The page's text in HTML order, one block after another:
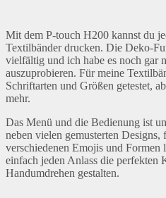
Mit dem P-touch H200 kannst du
Textilbänder drucken. Die Deko-
vielfältig und ich habe es noch gar
auszuprobieren. Für meine
Schriftarten und Größen getestet,
mehr.
Das Menü und die Bedienung ist
neben vielen gemusterten Designs,
verschiedenen Emojis und Formen
einfach jeden Anlass die
Handumdrehen gestalten.